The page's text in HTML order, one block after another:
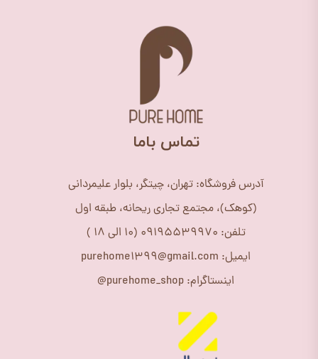
​تماس باما
آدرس فروشگاه: تهران، چیتگر، بلوار علیمردانی
(کوهک)، مجتمع تجاری ریحانه، طبقه اول
تلفن: 09195539970 (10 الی 18 )
ایمیل: purehome1399@gmail.com
اینستاگرام: purehome_shop@